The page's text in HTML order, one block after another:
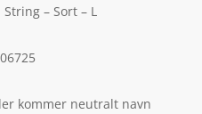
– Sort – L
kommer neutralt navn